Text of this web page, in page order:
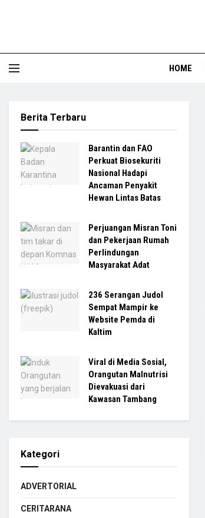
HOME
Berita Terbaru
Barantin dan FAO
Perkuat Biosekuriti
Nasional Hadapi
Ancaman Penyakit
Hewan Lintas Batas
Perjuangan Misran Toni
dan Pekerjaan Rumah
Perlindungan
Masyarakat Adat
236 Serangan Judol
Sempat Mampir ke
Website Pemda di
Kaltim
Viral di Media Sosial,
Orangutan Malnutrisi
Dievakuasi dari
Kawasan Tambang
Kategori
ADVERTORIAL
CERITARANA